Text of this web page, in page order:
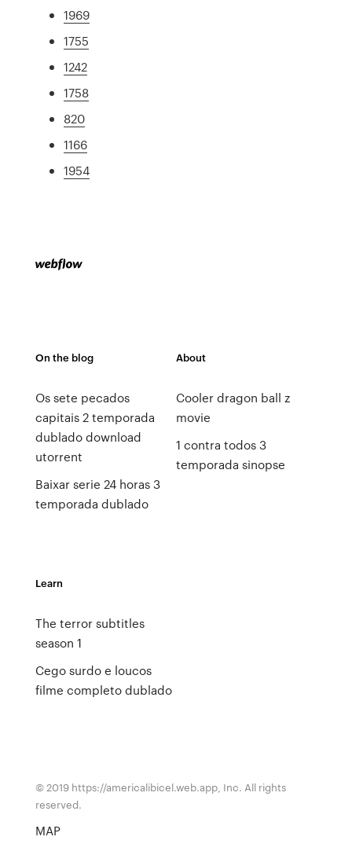
1969
1755
1242
1758
820
1166
1954
On the blog
Os sete pecados
capitais 2 temporada
dublado download
utorrent
Baixar serie 24 horas 3
temporada dublado
About
Cooler dragon ball z
movie
1 contra todos 3
temporada sinopse
Learn
The terror subtitles
season 1
Cego surdo e loucos
filme completo dublado
© 2019 https://americalibicel.web.app, Inc. All rights
reserved.
MAP